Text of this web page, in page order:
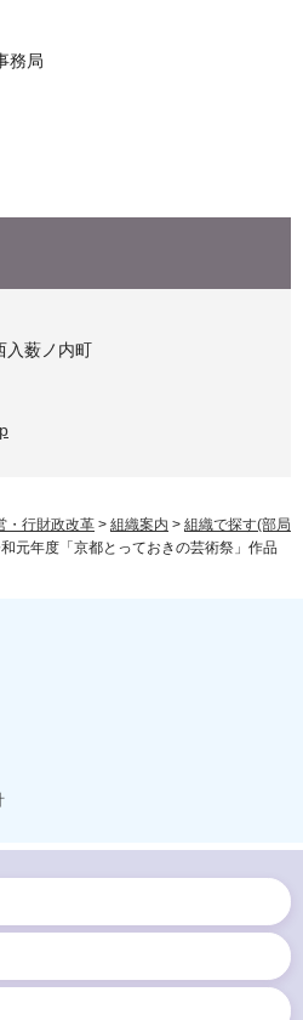
務局
入薮ノ内町
・行財政改革 > 組織案内 > 組織で探す(部局
元年度「京都とっておきの芸術祭」作品